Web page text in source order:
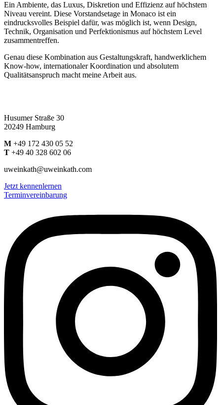
Ein Ambiente, das Luxus, Diskretion und Effizienz auf höchstem
Niveau vereint. Diese Vorstandsetage in Monaco ist ein
eindrucksvolles Beispiel dafür, was möglich ist, wenn Design,
Technik, Organisation und Perfektionismus auf höchstem Level
zusammentreffen.
Genau diese Kombination aus Gestaltungskraft, handwerklichem
Know-how, internationaler Koordination und absolutem
Qualitätsanspruch macht meine Arbeit aus.
Husumer Straße 30
20249 Hamburg
M +49 172 430 05 52
T +49 40 328 602 06
uweinkath@uweinkath.com
Jetzt kennenlernen
Terminvereinbarung